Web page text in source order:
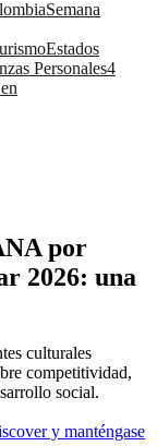
Semana
Estados
Personales4
por
2026: una
culturales
competitividad,
social.
y manténgase